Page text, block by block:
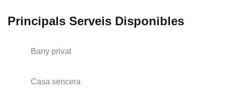
Principals Serveis Disponibles
Bany privat
Casa sencera